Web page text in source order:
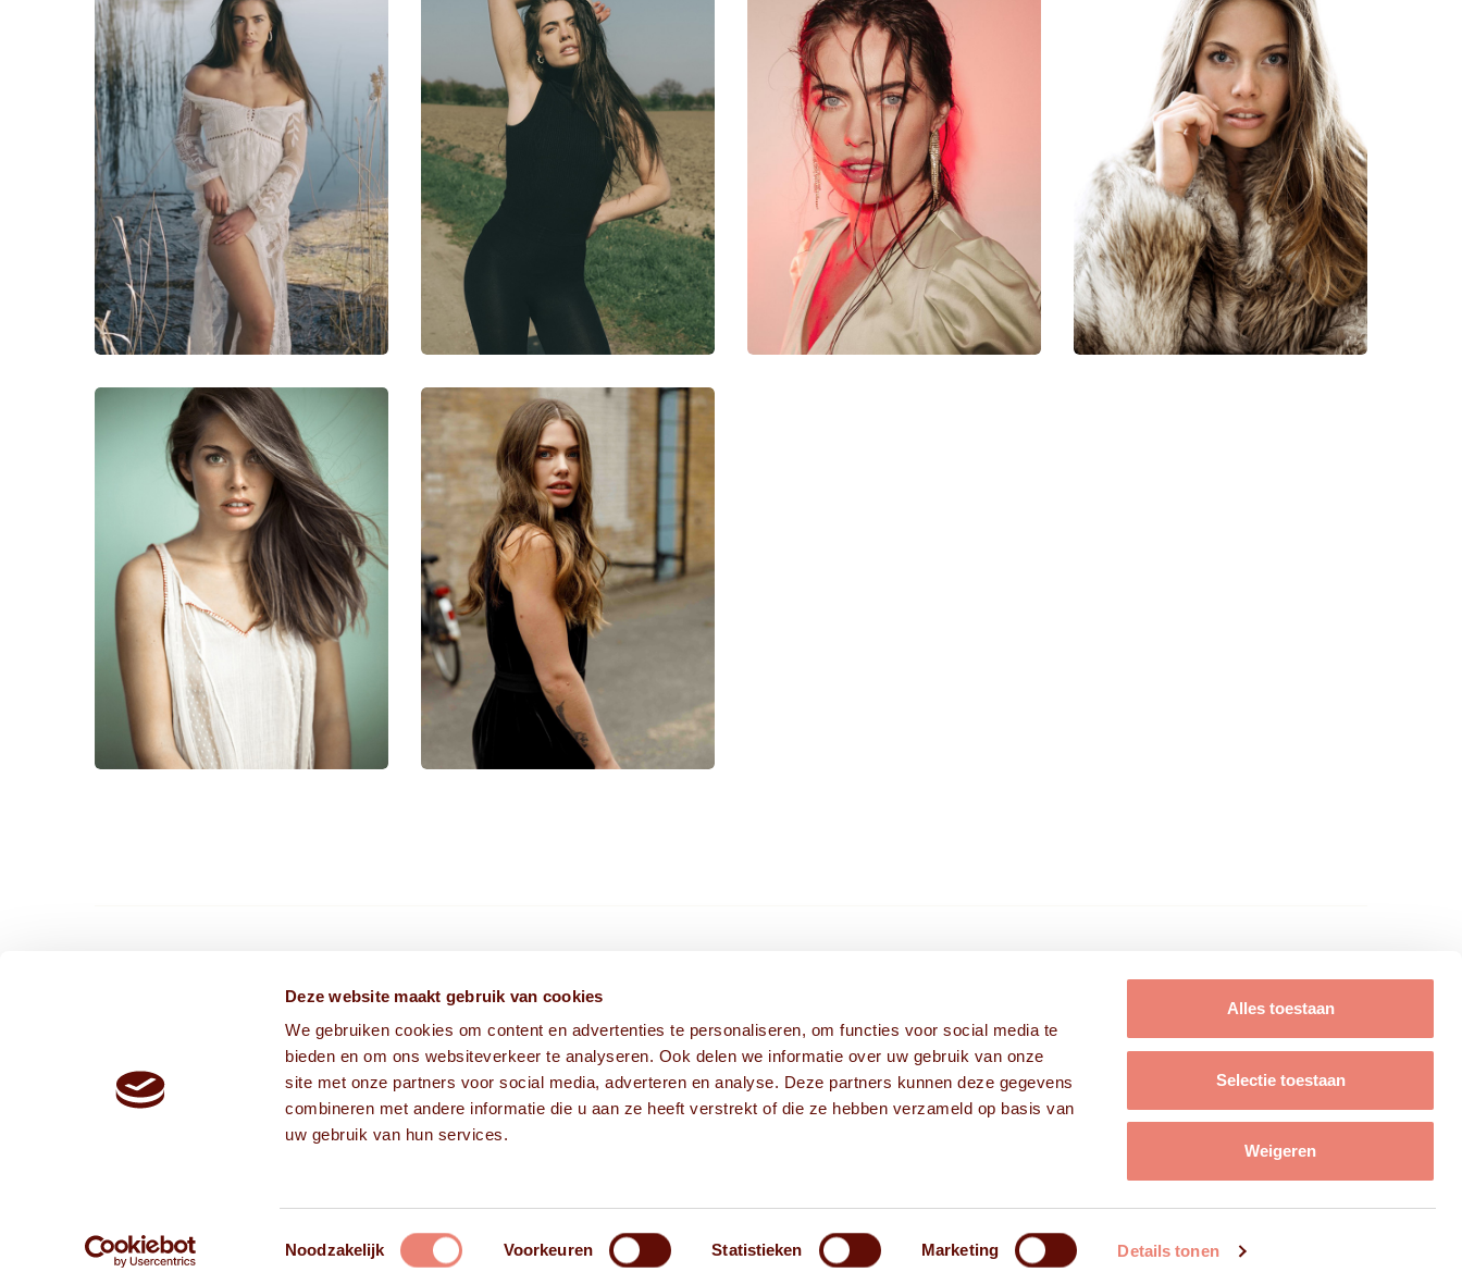
Deze website maakt gebruik van cookies
We gebruiken cookies om content en advertenties te personaliseren, om functies voor social media te
bieden en om ons websiteverkeer te analyseren. Ook delen we informatie over uw gebruik van onze
site met onze partners voor social media, adverteren en analyse. Deze partners kunnen deze gegevens
combineren met andere informatie die u aan ze heeft verstrekt of die ze hebben verzameld op basis van
uw gebruik van hun services.
Toestemmingsselectie
Noodzakelijk Voorkeuren Statistieken Marketing Details tonen
Alles toestaan
Selectie toestaan
Weigeren
info@frissekoppen.nl
013-75 05 241
HIER VIND JE ONS
Fabriekstraat 1A
5038 EM Tilburg
Modellen
Acteurs
Campagnes
2026 © Copyright - Frisse Koppen Algemene voorwaarden FAQ Privacy